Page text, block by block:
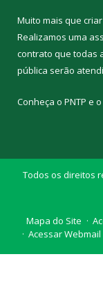
Muito mais que
Realizamos uma
contrato que todas
pública serão
Conheça o PNTP e o
Todos os direitos
Mapa do Site
Acessar Webmail